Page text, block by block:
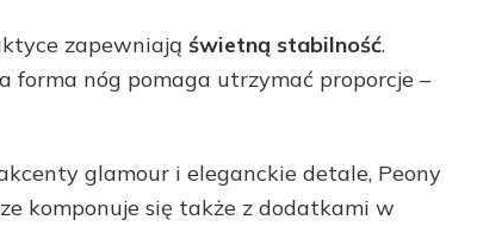
zapewniają świetną stabilność.
forma nóg pomaga utrzymać proporcje –
glamour i eleganckie detale, Peony
komponuje się także z dodatkami w